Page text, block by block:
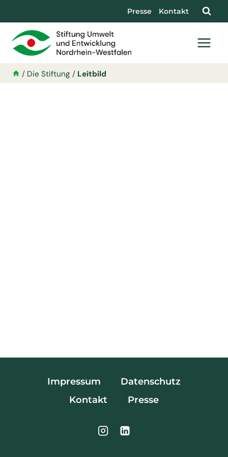
Presse Kontakt
/ Die Stiftung / Leitbild
Impressum
Datenschutz
Kontakt
Presse